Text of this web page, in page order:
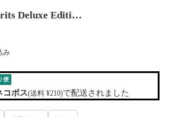
Deluxe Editi…
み
便
コポス(送料 ¥210)で配送されました